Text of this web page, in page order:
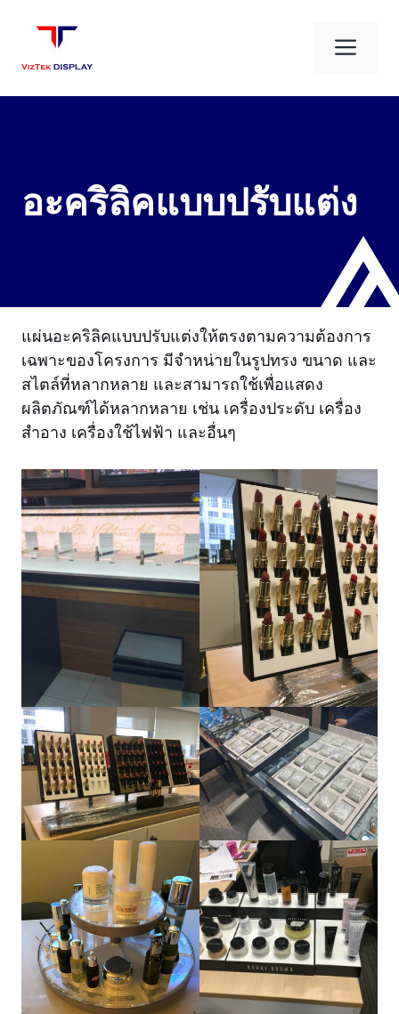
อะคริลิคแบบปรับแต่ง
แผ่นอะคริลิคแบบปรับแต่งให้ตรงตามความต้องการ
เฉพาะของโครงการ มีจำหน่ายในรูปทรง ขนาด และ
สไตล์ที่หลากหลาย และสามารถใช้เพื่อแสดง
ผลิตภัณฑ์ได้หลากหลาย เช่น เครื่องประดับ เครื่อง
สำอาง เครื่องใช้ไฟฟ้า และอื่นๆ